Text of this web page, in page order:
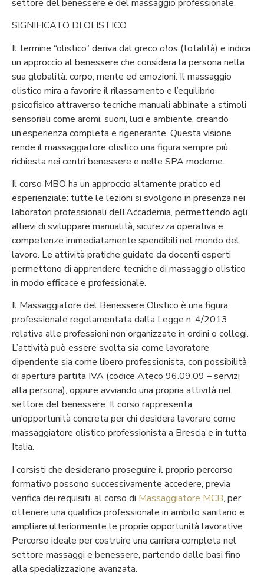
settore del benessere e del massaggio professionale.
SIGNIFICATO DI OLISTICO
Il termine “olistico” deriva dal greco olos (totalità) e indica
un approccio al benessere che considera la persona nella
sua globalità: corpo, mente ed emozioni. Il massaggio
olistico mira a favorire il rilassamento e l’equilibrio
psicofisico attraverso tecniche manuali abbinate a stimoli
sensoriali come aromi, suoni, luci e ambiente, creando
un’esperienza completa e rigenerante. Questa visione
rende il massaggiatore olistico una figura sempre più
richiesta nei centri benessere e nelle SPA moderne.
Il corso MBO ha un approccio altamente pratico ed
esperienziale: tutte le lezioni si svolgono in presenza nei
laboratori professionali dell’Accademia, permettendo agli
allievi di sviluppare manualità, sicurezza operativa e
competenze immediatamente spendibili nel mondo del
lavoro. Le attività pratiche guidate da docenti esperti
permettono di apprendere tecniche di massaggio olistico
in modo efficace e professionale.
Il Massaggiatore del Benessere Olistico è una figura
professionale regolamentata dalla Legge n. 4/2013
relativa alle professioni non organizzate in ordini o collegi.
L’attività può essere svolta sia come lavoratore
dipendente sia come libero professionista, con possibilità
di apertura partita IVA (codice Ateco 96.09.09 – servizi
alla persona), oppure avviando una propria attività nel
settore del benessere. Il corso rappresenta
un’opportunità concreta per chi desidera lavorare come
massaggiatore olistico professionista a Brescia e in tutta
Italia.
I corsisti che desiderano proseguire il proprio percorso
formativo possono successivamente accedere, previa
verifica dei requisiti, al corso di Massaggiatore MCB, per
ottenere una qualifica professionale in ambito sanitario e
ampliare ulteriormente le proprie opportunità lavorative.
Percorso ideale per costruire una carriera completa nel
settore massaggi e benessere, partendo dalle basi fino
alla specializzazione avanzata.